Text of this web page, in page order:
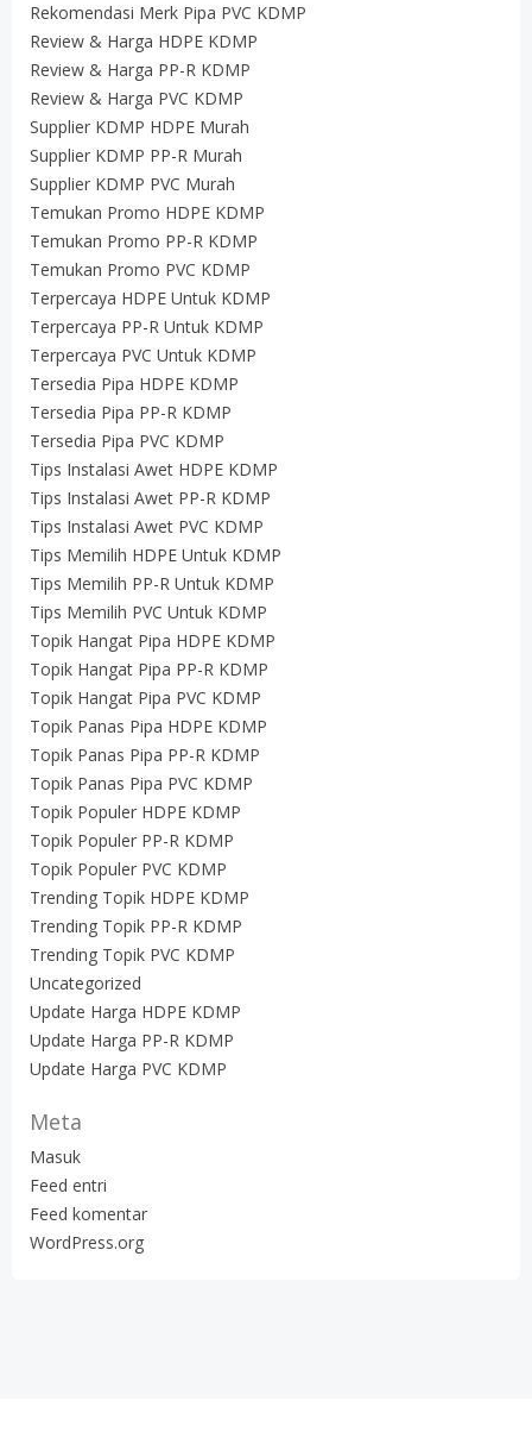
Rekomendasi Merk Pipa PVC KDMP
Review & Harga HDPE KDMP
Review & Harga PP-R KDMP
Review & Harga PVC KDMP
Supplier KDMP HDPE Murah
Supplier KDMP PP-R Murah
Supplier KDMP PVC Murah
Temukan Promo HDPE KDMP
Temukan Promo PP-R KDMP
Temukan Promo PVC KDMP
Terpercaya HDPE Untuk KDMP
Terpercaya PP-R Untuk KDMP
Terpercaya PVC Untuk KDMP
Tersedia Pipa HDPE KDMP
Tersedia Pipa PP-R KDMP
Tersedia Pipa PVC KDMP
Tips Instalasi Awet HDPE KDMP
Tips Instalasi Awet PP-R KDMP
Tips Instalasi Awet PVC KDMP
Tips Memilih HDPE Untuk KDMP
Tips Memilih PP-R Untuk KDMP
Tips Memilih PVC Untuk KDMP
Topik Hangat Pipa HDPE KDMP
Topik Hangat Pipa PP-R KDMP
Topik Hangat Pipa PVC KDMP
Topik Panas Pipa HDPE KDMP
Topik Panas Pipa PP-R KDMP
Topik Panas Pipa PVC KDMP
Topik Populer HDPE KDMP
Topik Populer PP-R KDMP
Topik Populer PVC KDMP
Trending Topik HDPE KDMP
Trending Topik PP-R KDMP
Trending Topik PVC KDMP
Uncategorized
Update Harga HDPE KDMP
Update Harga PP-R KDMP
Update Harga PVC KDMP
Meta
Masuk
Feed entri
Feed komentar
WordPress.org